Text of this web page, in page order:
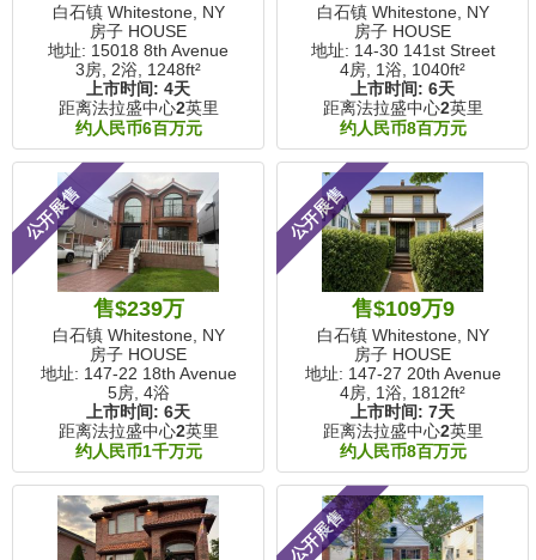
白石镇 Whitestone, NY
房子 HOUSE
地址: 15018 8th Avenue
3房, 2浴, 1248ft²
上市时间: 4天
距离法拉盛中心2英里
约人民币6百万元
白石镇 Whitestone, NY
房子 HOUSE
地址: 14-30 141st Street
4房, 1浴, 1040ft²
上市时间: 6天
距离法拉盛中心2英里
约人民币8百万元
公开展售
售$239万
白石镇 Whitestone, NY
房子 HOUSE
地址: 147-22 18th Avenue
5房, 4浴
上市时间: 6天
距离法拉盛中心2英里
约人民币1千万元
公开展售
售$109万9
白石镇 Whitestone, NY
房子 HOUSE
地址: 147-27 20th Avenue
4房, 1浴, 1812ft²
上市时间: 7天
距离法拉盛中心2英里
约人民币8百万元
公开展售